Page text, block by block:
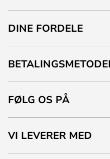
DINE FORDELE
FØLG OS PÅ
VI LEVERER MED